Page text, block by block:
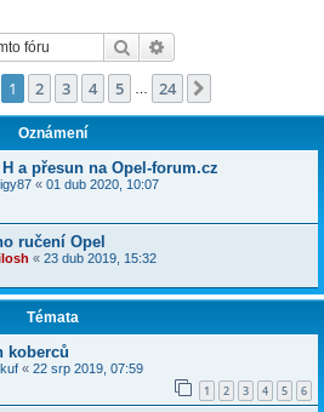
Hledat
z 24
1 2 3 4 5 24
Oznámení
a přesun na Opel-forum.cz
« 01 dub 2020, 10:07
ručení Opel
« 23 dub 2019, 15:32
Témata
koberců
« 22 srp 2019, 07:59
1 2 3 4 5 6